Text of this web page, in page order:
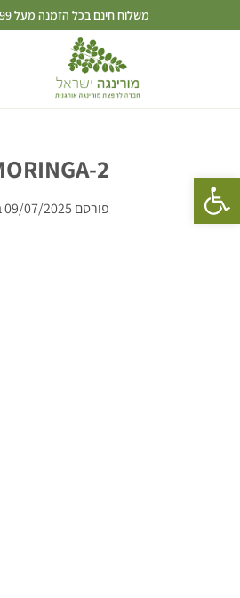
פתח סרגל נגישות
משלוח חינם בכל הזמנה מעל 299 ₪
2
פורסם 09/07/2025